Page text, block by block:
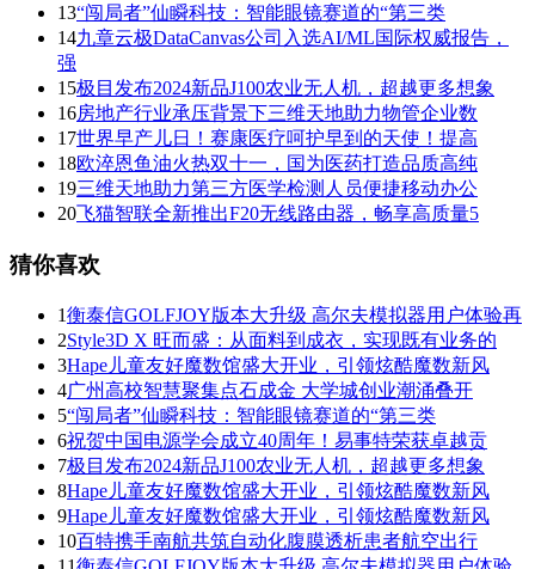
13“闯局者”仙瞬科技：智能眼镜赛道的“第三类
14九章云极DataCanvas公司入选AI/ML国际权威报告，
强
15极目发布2024新品J100农业无人机，超越更多想象
16房地产行业承压背景下三维天地助力物管企业数
17世界早产儿日！赛康医疗呵护早到的天使！提高
18欧淬恩鱼油火热双十一，国为医药打造品质高纯
19三维天地助力第三方医学检测人员便捷移动办公
20飞猫智联全新推出F20无线路由器，畅享高质量5
猜你喜欢
1衡泰信GOLFJOY版本大升级 高尔夫模拟器用户体验再
2Style3D X 旺而盛：从面料到成衣，实现既有业务的
3Hape儿童友好魔数馆盛大开业，引领炫酷魔数新风
4广州高校智慧聚集点石成金 大学城创业潮涌叠开
5“闯局者”仙瞬科技：智能眼镜赛道的“第三类
6祝贺中国电源学会成立40周年！易事特荣获卓越贡
7极目发布2024新品J100农业无人机，超越更多想象
8Hape儿童友好魔数馆盛大开业，引领炫酷魔数新风
9Hape儿童友好魔数馆盛大开业，引领炫酷魔数新风
10百特携手南航共筑自动化腹膜透析患者航空出行